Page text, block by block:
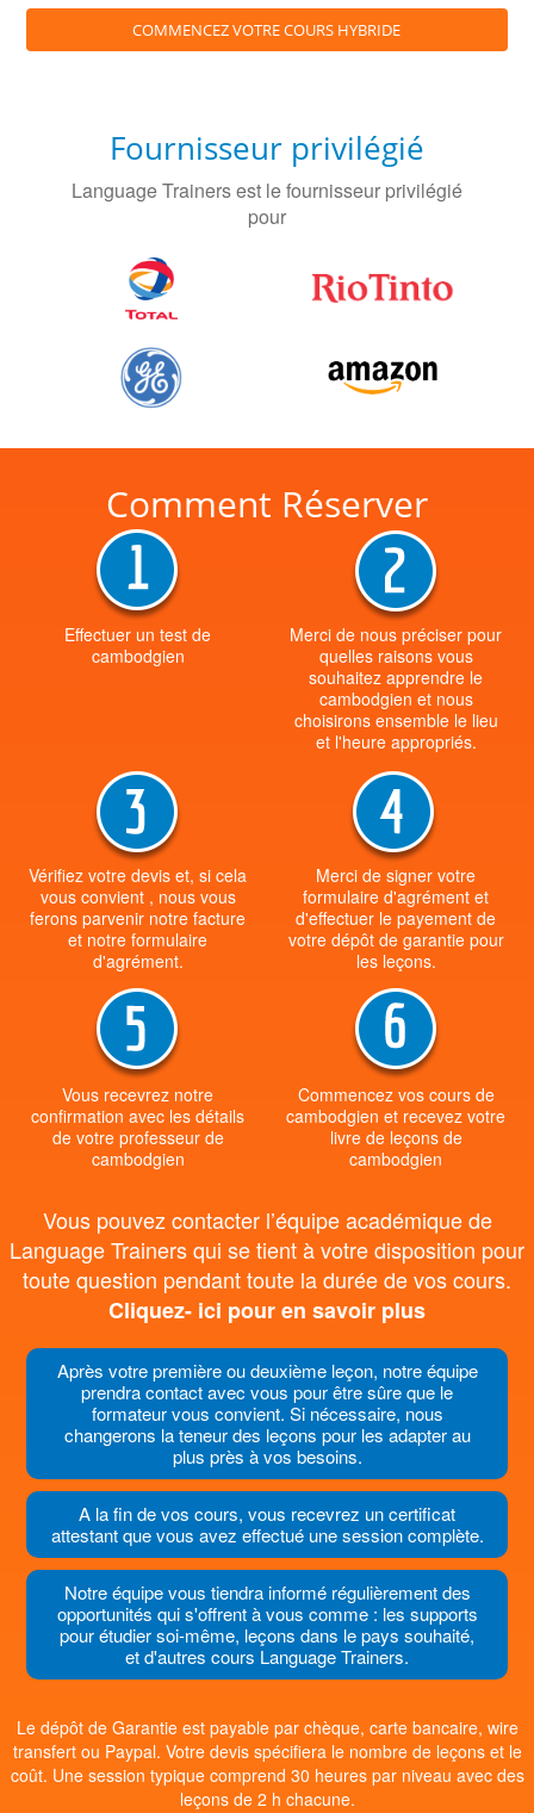
COMMENCEZ VOTRE COURS HYBRIDE
Fournisseur privilégié
Language Trainers est le fournisseur privilégié
pour
Comment Réserver
Effectuer un test de
cambodgien
Merci de nous préciser pour
quelles raisons vous
souhaitez apprendre le
cambodgien et nous
choisirons ensemble le lieu
et l'heure appropriés.
Vérifiez votre devis et, si cela
vous convient , nous vous
ferons parvenir notre facture
et notre formulaire
d'agrément.
Merci de signer votre
formulaire d'agrément et
d'effectuer le payement de
votre dépôt de garantie pour
les leçons.
Vous recevrez notre
confirmation avec les détails
de votre professeur de
cambodgien
Commencez vos cours de
cambodgien et recevez votre
livre de leçons de
cambodgien
Vous pouvez contacter l’équipe académique de
Language Trainers qui se tient à votre disposition pour
toute question pendant toute la durée de vos cours.
Cliquez- ici pour en savoir plus
Après votre première ou deuxième leçon, notre équipe
prendra contact avec vous pour être sûre que le
formateur vous convient. Si nécessaire, nous
changerons la teneur des leçons pour les adapter au
plus près à vos besoins.
A la fin de vos cours, vous recevrez un certificat
attestant que vous avez effectué une session complète.
Notre équipe vous tiendra informé régulièrement des
opportunités qui s'offrent à vous comme : les supports
pour étudier soi-même, leçons dans le pays souhaité,
et d'autres cours Language Trainers.
Le dépôt de Garantie est payable par chèque, carte bancaire, wire
transfert ou Paypal. Votre devis spécifiera le nombre de leçons et le
coût. Une session typique comprend 30 heures par niveau avec des
leçons de 2 h chacune.